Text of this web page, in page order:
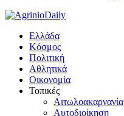
Ελλάδα
Κόσμος
Πολιτική
Αθλητικά
Οικονομία
Τοπικές
Αιτωλοακαρνανία
Αυτοδιοίκηση